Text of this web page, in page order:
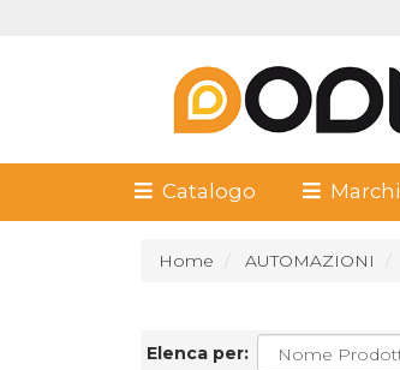
Catalogo Marchi
Home AUTOMAZIONI
Elenca per: